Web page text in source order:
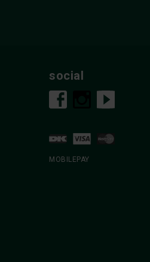
social
MOBILEPAY